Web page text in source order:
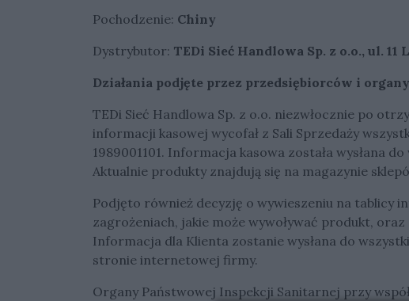
Pochodzenie: Chiny
Dystrybutor: TEDi Sieć Handlowa Sp. z o.o., ul.
Działania podjęte przez przedsiębiorców i
TEDi Sieć Handlowa Sp. z o.o. niezwłocznie po
informacji kasowej wycofał z Sali Sprzedaży
1989001101. Informacja kasowa została wysłana
Aktualnie produkty znajdują się na magazynie
Podjęto również decyzję o wywieszeniu na tablicy
zagrożeniach, jakie może wywoływać produkt,
Informacja dla Klienta zostanie wysłana do
stronie internetowej firmy.
Organy Państwowej Inspekcji Sanitarnej przy